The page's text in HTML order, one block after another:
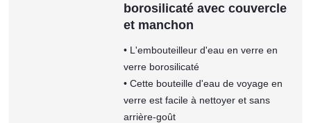
borosilicaté avec couvercle
et manchon
• L'embouteilleur d'eau en verre en
verre borosilicaté
• Cette bouteille d'eau de voyage en
verre est facile à nettoyer et sans
arrière-goût